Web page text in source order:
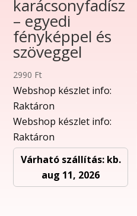
karácsonyfadísz
– egyedi
fényképpel és
szöveggel
2990 Ft
Webshop készlet info:
Raktáron
Webshop készlet info:
Raktáron
Várható szállítás: kb.
aug 11, 2026